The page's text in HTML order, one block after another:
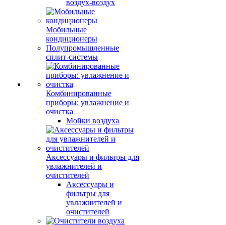
воздух-воздух
Мобильные
кондиционеры
Полупромышленные
сплит-системы
Комбинированные
приборы: увлажнение и
очистка
Мойки воздуха
Аксессуары и фильтры для
увлажнителей и
очистителей
Аксессуары и
фильтры для
увлажнителей и
очистителей